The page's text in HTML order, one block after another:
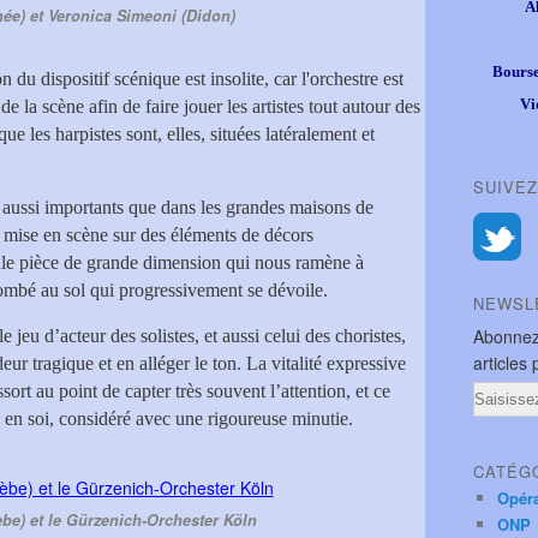
et Veronica Simeoni (Didon)
du dispositif scénique est insolite, car l'orchestre est
la scène afin de faire jouer les artistes tout autour des
les harpistes sont, elles, situées latéralement et
importants que dans les grandes maisons de
en scène sur des éléments de décors
pièce de grande dimension qui nous ramène à
au sol qui progressivement se dévoile.
d’acteur des solistes, et aussi celui des choristes,
tragique et en alléger le ton. La vitalité expressive
au point de capter très souvent l’attention, et ce
soi, considéré avec une rigoureuse minutie.
et le Gürzenich-Orchester Köln
articles
Email
ONP